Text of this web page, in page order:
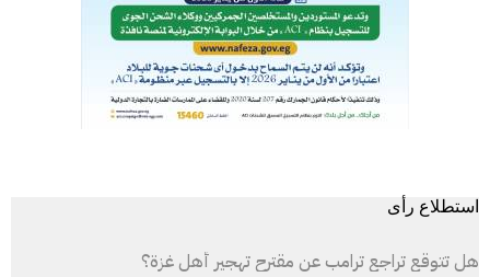
استطلاع رأى
هل تتوقع تراجع ترامب عن مقترح تهجير أهل غزة؟